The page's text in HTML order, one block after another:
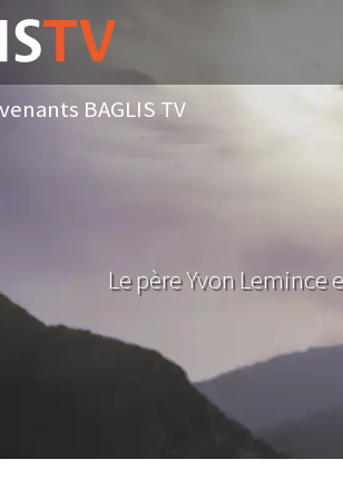
BAGLIS TV
Le père Yvon